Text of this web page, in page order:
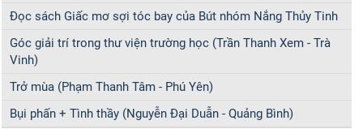
Đọc sách Giấc mơ sợi tóc bay của Bút nhóm Nắng Thủy Tinh
Góc giải trí trong thư viện trường học (Trần Thanh Xem - Trà
Vinh)
Trở mùa (Phạm Thanh Tâm - Phú Yên)
Bụi phấn + Tình thầy (Nguyễn Đại Duẫn - Quảng Bình)